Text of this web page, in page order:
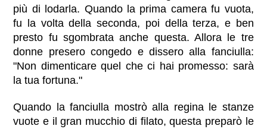
più di lodarla. Quando la prima camera fu vuota,
fu la volta della seconda, poi della terza, e ben
presto fu sgombrata anche questa. Allora le tre
donne presero congedo e dissero alla fanciulla:
"Non dimenticare quel che ci hai promesso: sarà
la tua fortuna."
Quando la fanciulla mostrò alla regina le stanze
vuote e il gran mucchio di filato, questa preparò le